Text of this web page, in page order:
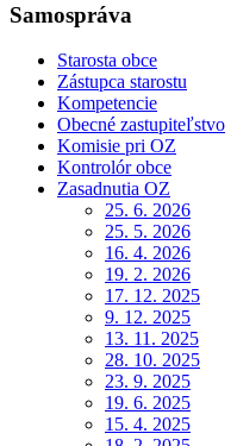
Samospráva
Starosta obce
Zástupca starostu
Kompetencie
Obecné zastupiteľstvo
Komisie pri OZ
Kontrolór obce
Zasadnutia OZ
25. 6. 2026
25. 5. 2026
16. 4. 2026
19. 2. 2026
17. 12. 2025
9. 12. 2025
13. 11. 2025
28. 10. 2025
23. 9. 2025
19. 6. 2025
15. 4. 2025